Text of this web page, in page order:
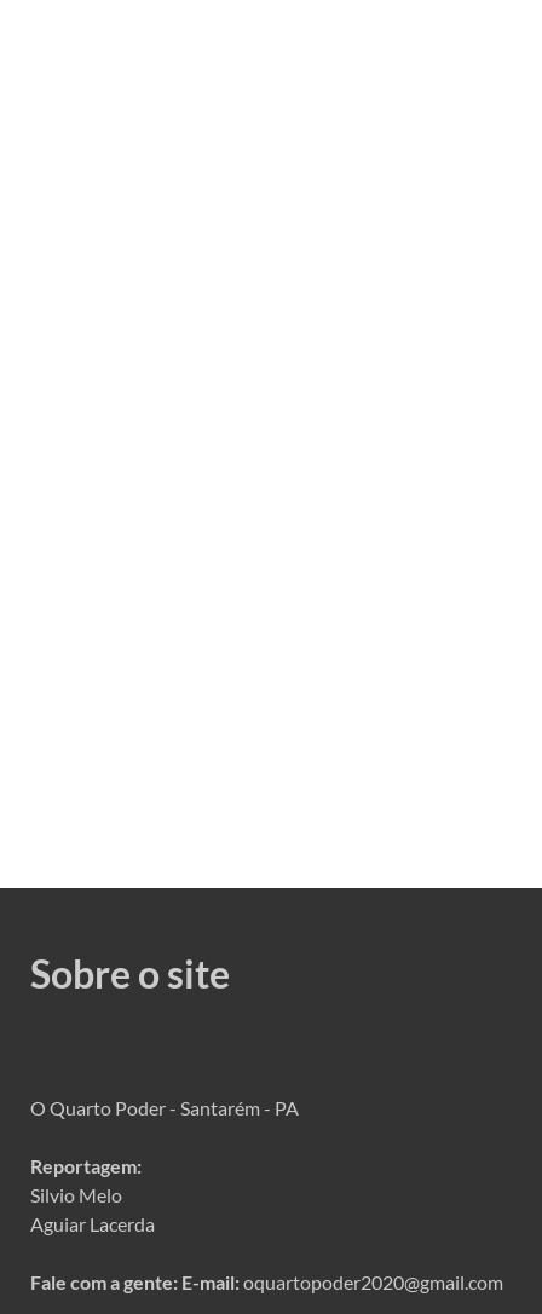
Sobre o site
O Quarto Poder - Santarém - PA
Reportagem:
Silvio Melo
Aguiar Lacerda
Fale com a gente: E-mail:oquartopoder2020@gmail.com